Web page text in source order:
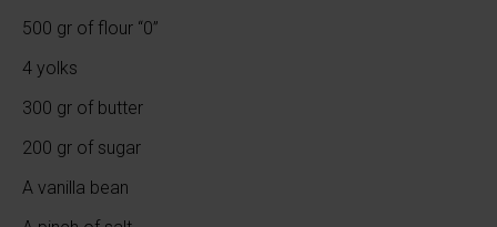
500 gr of flour “0”
4 yolks
300 gr of butter
200 gr of sugar
A vanilla bean